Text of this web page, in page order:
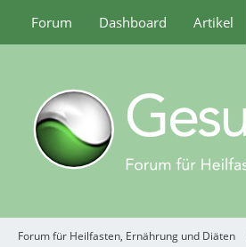
Forum Dashboard Artikel
Forum für Heilfasten, Ernährung und Diäten